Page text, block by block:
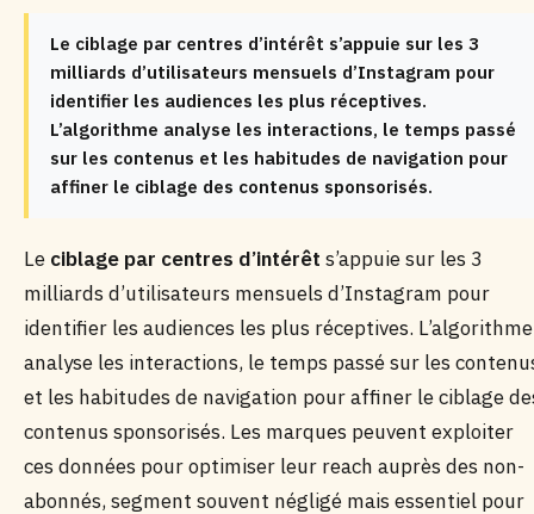
Le ciblage par centres d’intérêt s’appuie sur les 3
milliards d’utilisateurs mensuels d’Instagram pour
identifier les audiences les plus réceptives.
L’algorithme analyse les interactions, le temps passé
sur les contenus et les habitudes de navigation pour
affiner le ciblage des contenus sponsorisés.
Le ciblage par centres d’intérêt s’appuie sur les 3
milliards d’utilisateurs mensuels d’Instagram pour
identifier les audiences les plus réceptives. L’algorithme
analyse les interactions, le temps passé sur les
et les habitudes de navigation pour affiner le ciblage
contenus sponsorisés. Les marques peuvent exploiter
ces données pour optimiser leur reach auprès des non-
abonnés, segment souvent négligé mais essentiel pour